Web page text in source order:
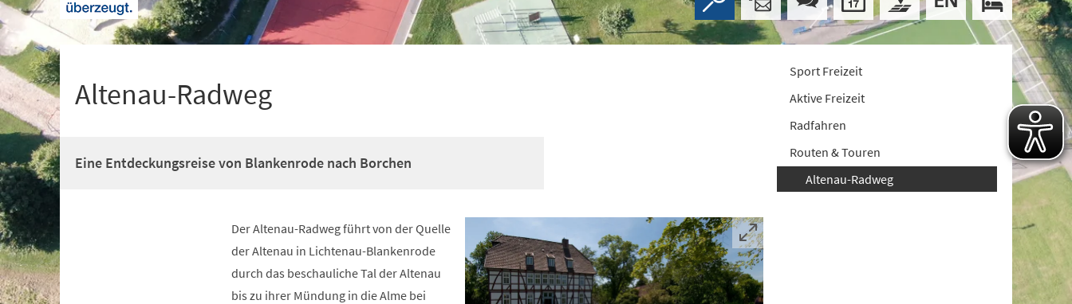
+
1
Altenau-Radweg
Eine Entdeckungsreise von Blankenrode nach Borchen
Der Altenau-Radweg führt von der Quelle
der Altenau in Lichtenau-Blankenrode
durch das beschauliche Tal der Altenau
bis zu ihrer Mündung in die Alme bei
Sport Freizeit
Aktive Freizeit
Radfahren
Routen & Touren
Altenau-Radweg